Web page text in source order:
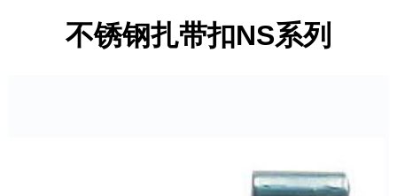
不锈钢扎带扣NS系列